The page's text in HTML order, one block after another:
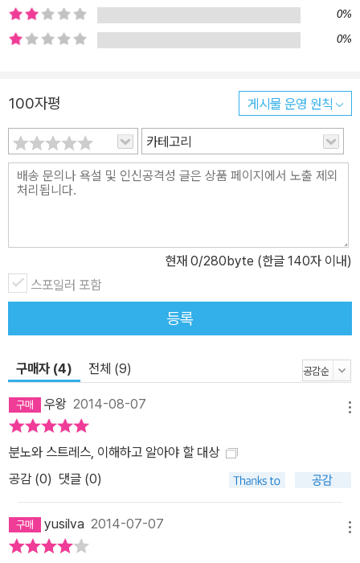
라우마를 끊임없이 세상 밖으로 불러내 뒤엉킨 마음의 고통을 풀어내
야 한다”고 말한다. 저자는 소설처럼 짜임새 있게 전개되는 10개의
놓는다. 그러면서 독자에게 ‘나의 트라우마는 무엇인가’를 생각하게
제대로 된 치료와 관심을 받지 못해 그 상처를 키운 사람들의 이야기
를 통해 다양한 트라우마 피해자들의 고통을 한 번 더 생각해보고 감
쌀 수 있는 기회를 제공한다. 뿐만 아니라 OECD 국가 가운데 자살률
결하기를 강요하는 우리 문화 속에서 마음의 질병은 제대로 이해받지
못하고 이는 심각한 사회 문제로 나타나고 있다. 심리적 상처는 결코
저절로 해결되지 않는다고 이야기하는 이 책은 사람과 그 마음을 더
욱 소중하게 여기고 서로의 다친 마음을 어루만질 수 있는 중요한 출
고통과 정면승부를 벌인 사람들의 이야기와 놀라운 치유 과정 담아
사람들부터 아버지에게 강간당한 경험이 있는 변호사, 어머니의 죽음
을 받아들이지 못해 뇌졸중에 걸린 여성까지 다양하다. 어린 시절 나
치의 광기에서 살아남은 저자는 의사이자 트라우마 피해자로서 트라
우마로 고통받는 사람들의 상황을 누구보다 이해하고 깊이 공감한다.
그들의 상처를 살피고 치유에 힘써온 저자는 책을 통해 트라우마의
아픔과 상담과정을 섬세하게 풀어내며 정신적 상처의 심각성과 인간
이 가진 놀라운 회복력을 이야기한다. 이 책은 트라우마의 본 모습을
0%
0%
100자평 게시물 운영 원칙
카테고리
현재 0/280byte (한글 140자 이내)
스포일러 포함
등록
구매자 (4) 전체 (9)
우왕 2014-08-07
분노와 스트레스, 이해하고 알아야 할 대상
공감 (0) 댓글 (0)
yusilva 2014-07-07